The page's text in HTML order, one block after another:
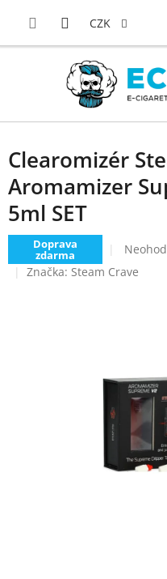
CZK
Clearomizér
Aromamizer
5ml SET
Doprava
zdarma
produktu
Značka: Steam Crave